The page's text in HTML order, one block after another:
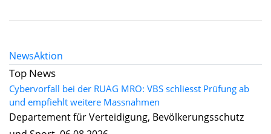
NewsAktion
Top News
Cybervorfall bei der RUAG MRO: VBS schliesst Prüfung ab
und empfiehlt weitere Massnahmen
Departement für Verteidigung, Bevölkerungsschutz